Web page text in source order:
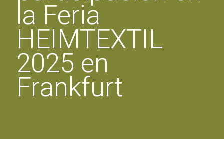
la Feria
HEIMTEXTIL
2025 en
Frankfurt